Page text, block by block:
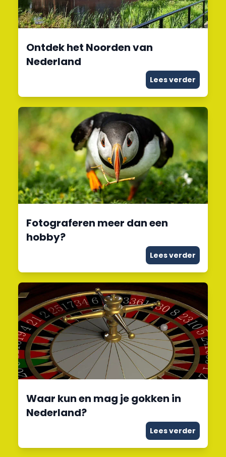
Ontdek het Noorden van
Nederland
Lees verder
Fotograferen meer dan een
hobby?
Lees verder
Waar kun en mag je gokken in
Nederland?
Lees verder